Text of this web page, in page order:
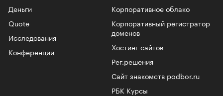
Корпоративное облако
Корпоративный регистратор
доменов
Хостинг сайтов
Рег.решения
Сайт знакомств podbor.ru
РБК Курсы
Деньги
Quote
Исследования
Конференции